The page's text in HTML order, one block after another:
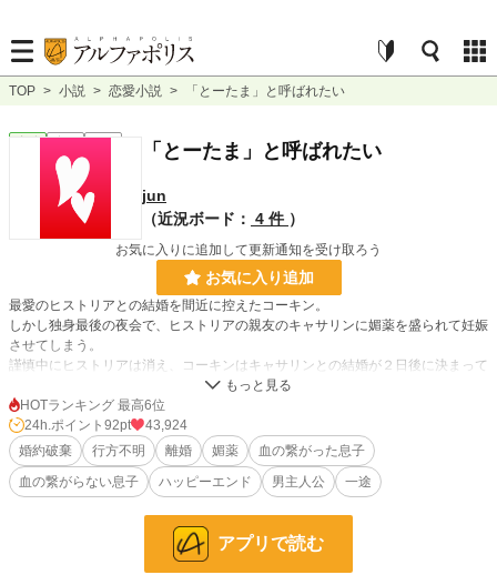
TOP > 小説 > 恋愛小説 > 「とーたま」と呼ばれたい
完結 短編 「とーたま」と呼ばれたい
jun
（近況ボード： 4 件 ）
お気に入りに追加して更新通知を受け取ろう
お気に入り追加
最愛のヒストリアとの結婚を間近に控えたコーキン。
しかし独身最後の夜会で、ヒストリアの親友のキャサリンに媚薬を盛られて妊娠
させてしまう。
謹慎中にヒストリアは消え、コーキンはキャサリンとの結婚が２日後に決まって
2年後に見つかったヒストリアは見つかったがコーキンそっくりな子供がい
た･･･。
11,195 位 / 228,589 件
HOTランキング 最高6位
24h.ポイント 92pt
43,924
婚約破棄
行方不明 離婚 媚薬
血の繋がった息子
血の繋がらない息子
ハッピーエンド 男主人公 一途
アプリで読む